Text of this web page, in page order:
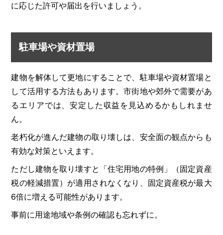
に応じた許可や届出を行いましょう。
駐車場や資材置場
建物を解体して更地にすることで、駐車場や資材置場と
して活用する方法もあります。市街地や郊外で需要があ
るエリアでは、安定した収益を見込めるかもしれませ
ん。
老朽化が進んだ建物の取り壊しは、安全面の観点からも
有効な対策といえます。
ただし建物を取り壊すと「住宅用地の特例」（固定資産
税の軽減措置）が適用されなくなり、固定資産税が最大
6倍に増える可能性があります。
事前に用途地域や条例の確認も忘れずに。